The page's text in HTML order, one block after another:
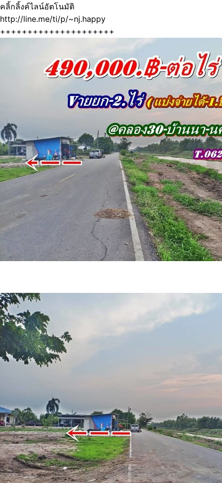
คลิ้กลิ้งค์ไลน์อัตโนมัติ
http://line.me/ti/p/~nj.happy
+++++++++++++++++++++